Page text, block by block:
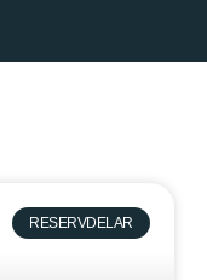
RESERVDELAR